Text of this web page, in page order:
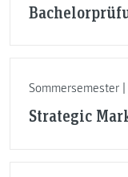
Sommersemester
Strategic